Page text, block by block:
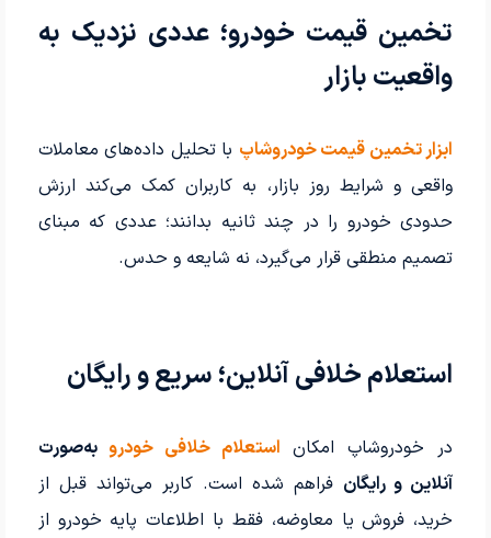
تخمین قیمت خودرو؛ عددی نزدیک به
واقعیت بازار
ابزار تخمین قیمت خودروشاپ با تحلیل داده‌های معاملات
واقعی و شرایط روز بازار، به کاربران کمک می‌کند ارزش
حدودی خودرو را در چند ثانیه بدانند؛ عددی که مبنای
تصمیم منطقی قرار می‌گیرد، نه شایعه و حدس.
استعلام خلافی آنلاین؛ سریع و رایگان
در خودروشاپ امکان استعلام خلافی خودروبه‌صورت
آنلاین و رایگان فراهم شده است. کاربر می‌تواند قبل از
خرید، فروش یا معاوضه، فقط با اطلاعات پایه خودرو از